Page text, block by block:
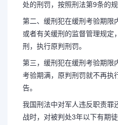
处的刑罚，按照刑法第9条的
第二、缓刑犯在缓刑考验期限
或者有关缓刑的监督管理规定
刑，执行原判刑罚。
第三，缓刑犯在缓刑考验期限
考验期满，原判刑罚就不再执
告。
我国刑法中对军人违反职责罪
战时，对被判处3年以下有期